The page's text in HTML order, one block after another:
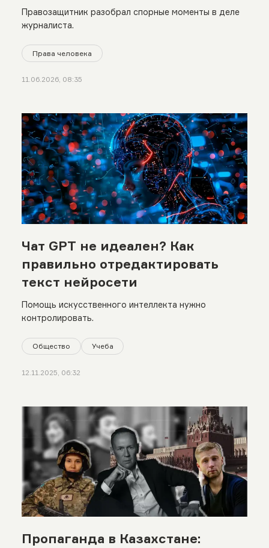
справедливого суда»
Правозащитник разобрал спорные моменты в деле
журналиста.
Права человека
11.06.2026, 08:35
Чат GPT не идеален? Как
правильно отредактировать
текст нейросети
Помощь искусственного интеллекта нужно
контролировать.
Общество Учеба
12.11.2025, 06:32
Пропаганда в Казахстане: